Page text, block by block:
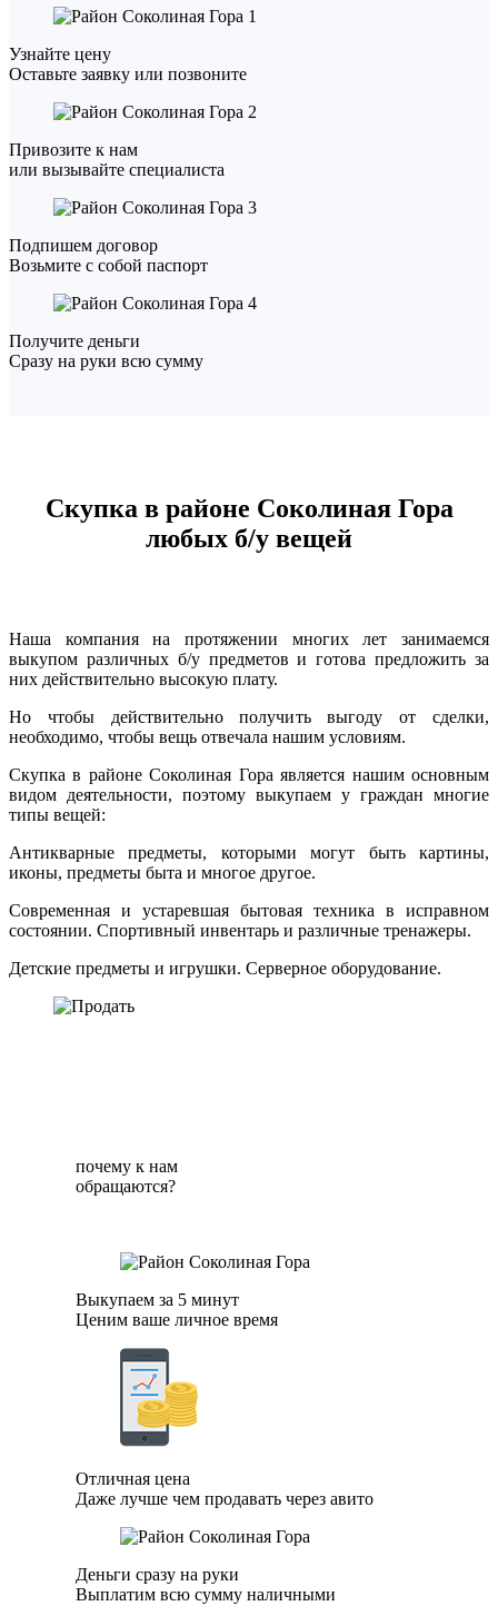
1
Узнайте цену
Оставьте заявку или позвоните
2
Привозите к нам
или вызывайте специалиста
3
Подпишем договор
Возьмите с собой паспорт
4
Получите деньги
Сразу на руки всю сумму
Скупка в районе Соколиная Гора
любых б/у вещей
Наша компания на протяжении многих лет занимаемся
выкупом различных б/у предметов и готова предложить за
них действительно высокую плату.
Но чтобы действительно получить выгоду от сделки,
необходимо, чтобы вещь отвечала нашим условиям.
Скупка в районе Соколиная Гора является нашим основным
видом деятельности, поэтому выкупаем у граждан многие
типы вещей:
Антикварные предметы, которыми могут быть картины,
иконы, предметы быта и многое другое.
Современная и устаревшая бытовая техника в исправном
состоянии. Спортивный инвентарь и различные тренажеры.
Детские предметы и игрушки. Серверное оборудование.
почему к нам
обращаются?
Выкупаем за 5 минут
Ценим ваше личное время
Отличная цена
Даже лучше чем продавать через авито
Деньги сразу на руки
Выплатим всю сумму наличными